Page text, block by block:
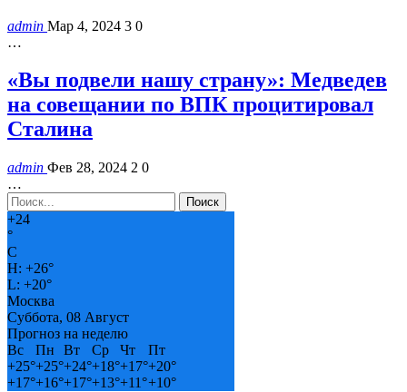
admin Мар 4, 2024 3 0
…
«Вы подвели нашу страну»: Медведев
на совещании по ВПК процитировал
Сталина
admin Фев 28, 2024 2 0
…
+24
°
C
H: +26°
L: +20°
Москва
Суббота, 08 Август
Прогноз на неделю
Вс
Пн Вт Ср Чт
Пт
+25°+25°+24°+18°+17°+20°
+17°+16°+17°+13°+11°+10°